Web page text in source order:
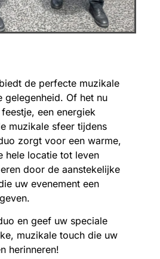
de perfecte muzikale
gelegenheid. Of het nu
een energiek
muzikale sfeer tijdens
zorgt voor een warme,
hele locatie tot leven
door de aanstekelijke
uw evenement een
en geef uw speciale
muzikale touch die uw
herinneren!